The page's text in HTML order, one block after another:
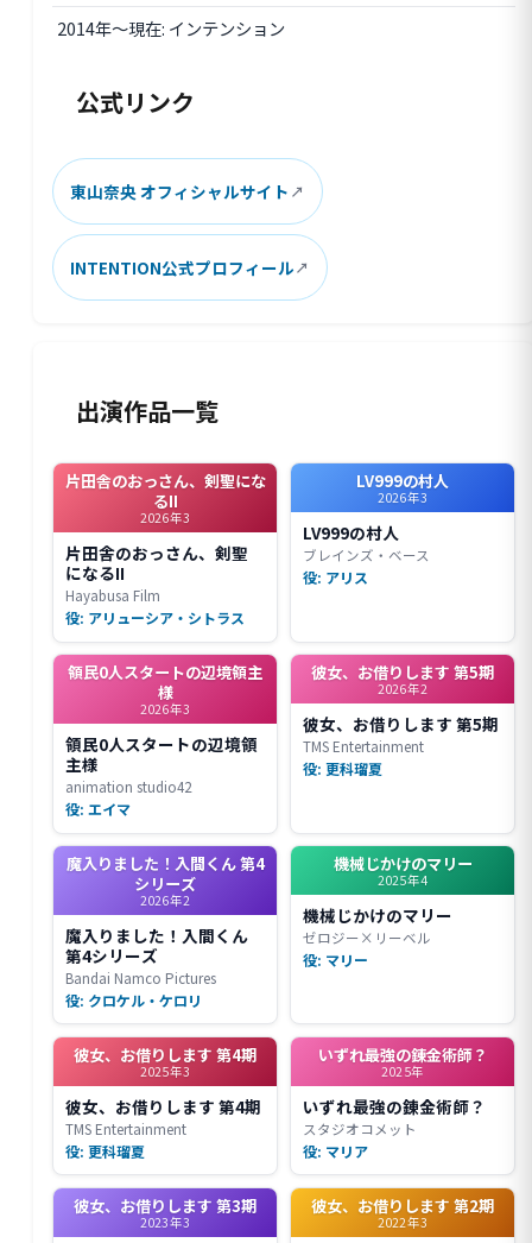
2014年〜現在: インテンション
公式リンク
東山奈央 オフィシャルサイト
INTENTION公式プロフィール
出演作品一覧
片田舎のおっさん、剣聖にな
るII
2026年3
片田舎のおっさん、剣聖
になるII
Hayabusa Film
役: アリューシア・シトラス
LV999の村人
2026年3
LV999の村人
ブレインズ・ベース
役: アリス
領民0人スタートの辺境領主
様
2026年3
領民0人スタートの辺境領
主様
animation studio42
役: エイマ
彼女、お借りします 第5期
2026年2
彼女、お借りします 第5期
TMS Entertainment
役: 更科瑠夏
魔入りました！入間くん 第4
シリーズ
2026年2
魔入りました！入間くん
第4シリーズ
Bandai Namco Pictures
役: クロケル・ケロリ
機械じかけのマリー
2025年4
機械じかけのマリー
ゼロジー×リーベル
役: マリー
彼女、お借りします 第4期
2025年3
彼女、お借りします 第4期
TMS Entertainment
役: 更科瑠夏
いずれ最強の錬金術師？
2025年
いずれ最強の錬金術師？
スタジオコメット
役: マリア
彼女、お借りします 第3期
2023年3
彼女、お借りします 第2期
2022年3